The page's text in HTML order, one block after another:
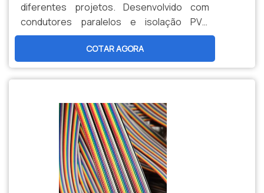
diferentes projetos. Desenvolvido com
condutores paralelos e isolação PVC
termorresistente (105°C). Ideal para
aplicações customizadas em automação,
controle e sistemas eletrônicos que
exigem flexibilidade de configuração.
COTAR AGORA